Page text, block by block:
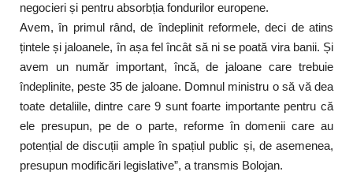
negocieri și pentru absorbția fondurilor europene.
Avem, în primul rând, de îndeplinit reformele, deci de atins
țintele și jaloanele, în așa fel încât să ni se poată vira banii. Și
avem un număr important, încă, de jaloane care trebuie
îndeplinite, peste 35 de jaloane. Domnul ministru o să vă dea
toate detaliile, dintre care 9 sunt foarte importante pentru că
ele presupun, pe de o parte, reforme în domenii care au
potențial de discuții ample în spațiul public și, de asemenea,
presupun modificări legislative”, a transmis Bolojan.